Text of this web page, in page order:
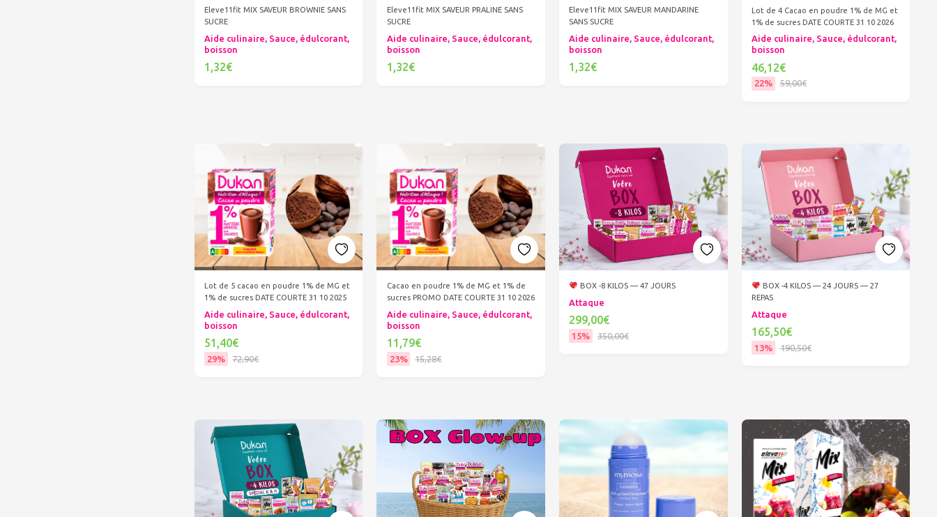
Eleve11fit MIX SAVEUR BROWNIE SANS
SUCRE
Aide culinaire, Sauce, édulcorant,
boisson
1,32€
Eleve11fit MIX SAVEUR PRALINE SANS
SUCRE
Aide culinaire, Sauce, édulcorant,
boisson
1,32€
Eleve11fit MIX SAVEUR MANDARINE
SANS SUCRE
Aide culinaire, Sauce, édulcorant,
boisson
1,32€
Lot de 4 Cacao en poudre 1% de MG et
1% de sucres DATE COURTE 31 10 2026
Aide culinaire, Sauce, édulcorant,
boisson
46,12€
22%
59,00€
Lot de 5 cacao en poudre 1% de MG et
1% de sucres DATE COURTE 31 10 2025
Aide culinaire, Sauce, édulcorant,
boisson
51,40€
29%
72,90€
Cacao en poudre 1% de MG et 1% de
sucres PROMO DATE COURTE 31 10 2026
Aide culinaire, Sauce, édulcorant,
boisson
11,79€
23%
15,28€
BOX -8 KILOS — 47 JOURS
Attaque
299,00€
15%
350,00€
BOX -4 KILOS — 24 JOURS — 27
REPAS
Attaque
165,50€
13%
190,50€